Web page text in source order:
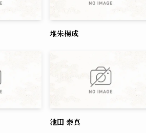
堆朱楊成
池田 泰真